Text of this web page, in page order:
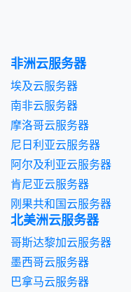
非洲云服务器
埃及云服务器
南非云服务器
摩洛哥云服务器
尼日利亚云服务器
阿尔及利亚云服务器
肯尼亚云服务器
刚果共和国云服务器
北美洲云服务器
哥斯达黎加云服务器
墨西哥云服务器
巴拿马云服务器